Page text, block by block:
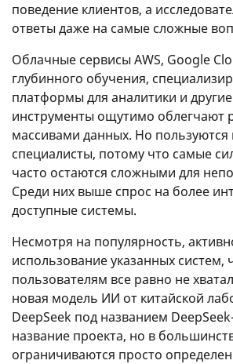
поведение клиентов, а
ответы даже на самые сложные
Облачные сервисы AWS, Google
глубинного обучения,
платформы для аналитики и
инструменты ощутимо облегчают
массивами данных. Но
специалисты, потому что самые
часто остаются сложными для
Среди них выше спрос на более
доступные системы.
Несмотря на популярность,
использование указанных систем,
пользователям все равно не
новая модель ИИ от китайской
DeepSeek под названием
название проекта, но в
ограничиваются просто